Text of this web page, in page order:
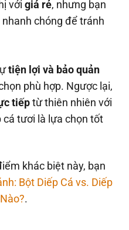
với giá rẻ, nhưng bạn
chóng để tránh
tiện lợi và bảo quản
phù hợp. Ngược lại,
tiếptừ thiên nhiên với
tươi là lựa chọn tốt
khác biệt này, bạn
Bột Diếp Cá vs. Diếp
.